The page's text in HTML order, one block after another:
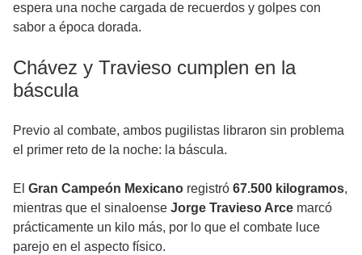
espera una noche cargada de recuerdos y golpes con
sabor a época dorada.
Chávez y Travieso cumplen en la
báscula
Previo al combate, ambos pugilistas libraron sin problema
el primer reto de la noche: la báscula.
El Gran Campeón Mexicano registró 67.500 kilogramos,
mientras que el sinaloense Jorge Travieso Arce marcó
prácticamente un kilo más, por lo que el combate luce
parejo en el aspecto físico.